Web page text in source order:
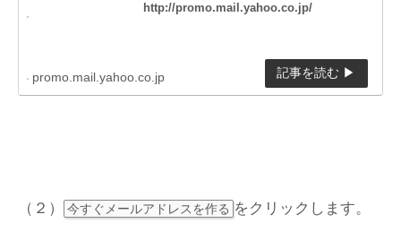
http://promo.mail.yahoo.co.jp/
promo.mail.yahoo.co.jp
（２） 今すぐメールアドレスを作る をクリックします。